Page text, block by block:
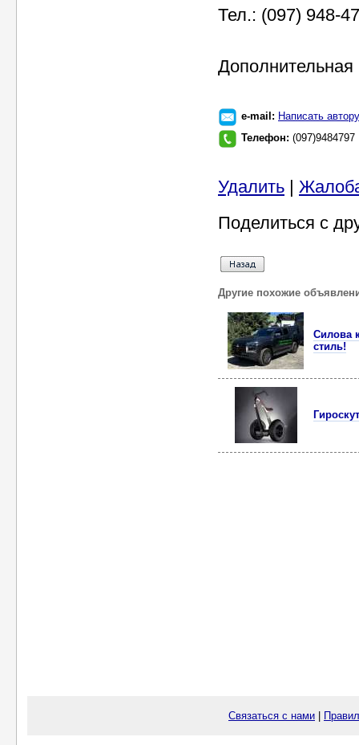
Тел.: (097) 948-
e-mail: Написать автору
Телефон: (097)9484797
Удалить |
Поделиться с
Другие похожие
Силова
стиль!
Связаться с нами